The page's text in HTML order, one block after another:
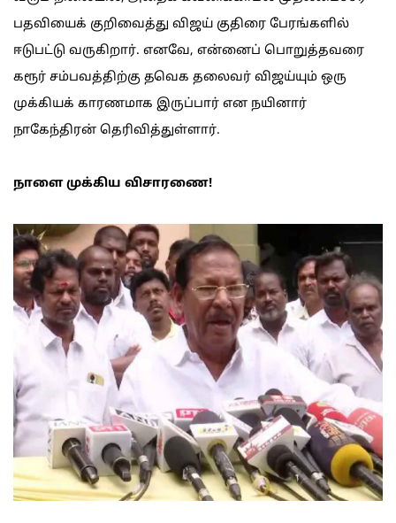
பதவியைக் குறிவைத்து விஜய் குதிரை பேரங்களில்
ஈடுபட்டு வருகிறார். எனவே, என்னைப் பொறுத்தவரை
கரூர் சம்பவத்திற்கு தவெக தலைவர் விஜய்யும் ஒரு
முக்கியக் காரணமாக இருப்பார் என நயினார்
நாகேந்திரன் தெரிவித்துள்ளார்.
நாளை முக்கிய விசாரணை!